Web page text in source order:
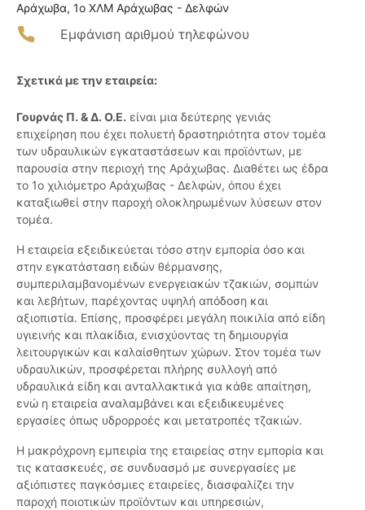
Αράχωβα, 1ο ΧΛΜ Αράχωβας - Δελφών
Εμφάνιση αριθμού τηλεφώνου
Σχετικά με την εταιρεία:
Γουρνάς Π. & Δ. Ο.Ε. είναι μια δεύτερης γενιάς
επιχείρηση που έχει πολυετή δραστηριότητα στον τομέα
των υδραυλικών εγκαταστάσεων και προϊόντων, με
παρουσία στην περιοχή της Αράχωβας. Διαθέτει ως έδρα
το 1ο χιλιόμετρο Αράχωβας - Δελφών, όπου έχει
καταξιωθεί στην παροχή ολοκληρωμένων λύσεων στον
τομέα.
Η εταιρεία εξειδικεύεται τόσο στην εμπορία όσο και
στην εγκατάσταση ειδών θέρμανσης,
συμπεριλαμβανομένων ενεργειακών τζακιών, σομπών
και λεβήτων, παρέχοντας υψηλή απόδοση και
αξιοπιστία. Επίσης, προσφέρει μεγάλη ποικιλία από είδη
υγιεινής και πλακίδια, ενισχύοντας τη δημιουργία
λειτουργικών και καλαίσθητων χώρων. Στον τομέα των
υδραυλικών, προσφέρεται πλήρης συλλογή από
υδραυλικά είδη και ανταλλακτικά για κάθε απαίτηση,
ενώ η εταιρεία αναλαμβάνει και εξειδικευμένες
εργασίες όπως υδρορροές και μετατροπές τζακιών.
Η μακρόχρονη εμπειρία της εταιρείας στην εμπορία και
τις κατασκευές, σε συνδυασμό με συνεργασίες με
αξιόπιστες παγκόσμιες εταιρείες, διασφαλίζει την
παροχή ποιοτικών προϊόντων και υπηρεσιών,